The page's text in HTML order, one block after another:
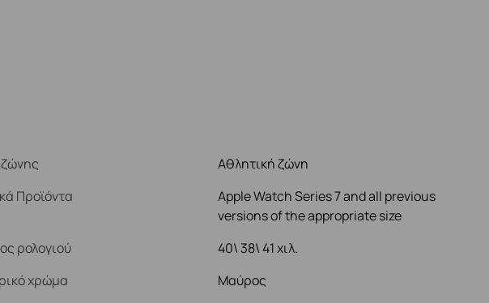
Αθλητική ζώνη
Προϊόντα
Apple Watch Series 7 and all previous
versions of the appropriate size
ρολογιού
40\ 38\ 41 χιλ.
χρώμα Μαύρος